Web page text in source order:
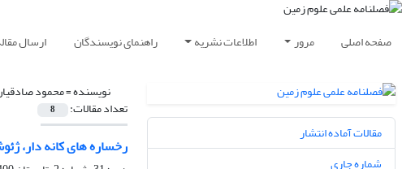
صفحه اصلی مرور اطلاعات نشریه راهنمای نویسندگان ارسال
نویسنده =محمود
تعداد مقالات: 8
رخساره های کانه دار،
مقالات آماده انتشار
شماره جاری